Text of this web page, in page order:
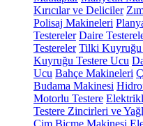
Kırıcılar ve Deliciler
Polisaj Makineleri
Testereler Daire
Testereler Tilki Kuyruğu
Kuyruğu Testere Ucu
Ucu Bahçe Makineleri
Budama Makinesi
Motorlu Testere
Testere Zincirleri ve
Çim Biçme Makinesi